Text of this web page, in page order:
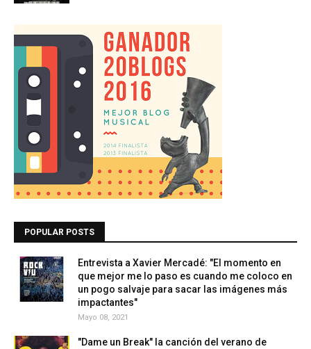
POPULAR POSTS
Entrevista a Xavier Mercadé: "El momento en
que mejor me lo paso es cuando me coloco en
un pogo salvaje para sacar las imágenes más
impactantes"
Mayo 08, 2021
"Dame un Break" la canción del verano de